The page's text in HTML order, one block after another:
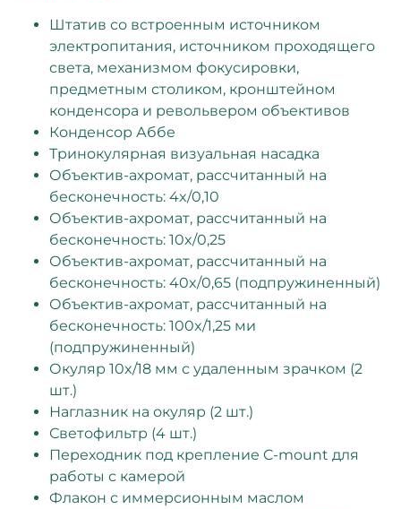
Штатив со встроенным источником
электропитания, источником проходящего
света, механизмом фокусировки,
предметным столиком, кронштейном
конденсора и револьвером объективов
Конденсор Аббе
Тринокулярная визуальная насадка
Объектив-ахромат, рассчитанный на
бесконечность: 4x/0,10
Объектив-ахромат, рассчитанный на
бесконечность: 10x/0,25
Объектив-ахромат, рассчитанный на
бесконечность: 40x/0,65 (подпружиненный)
Объектив-ахромат, рассчитанный на
бесконечность: 100x/1,25 ми
(подпружиненный)
Окуляр 10x/18 мм с удаленным зрачком (2
шт.)
Наглазник на окуляр (2 шт.)
Светофильтр (4 шт.)
Переходник под крепление C-mount для
работы с камерой
Флакон с иммерсионным маслом